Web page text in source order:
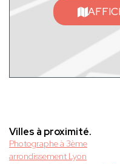
Villes à proximité.
Photographe à 3ème
arrondissement Lyon